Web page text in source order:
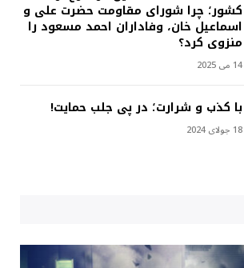
کشور؛ چرا شورای مقاومت حضرت علی و
اسماعیل خان، وفاداران احمد مسعود را
منزوی کرد؟
14 می 2025
با کذب و شرارت؛ در پی جلب حمایت!
18 جولای 2024